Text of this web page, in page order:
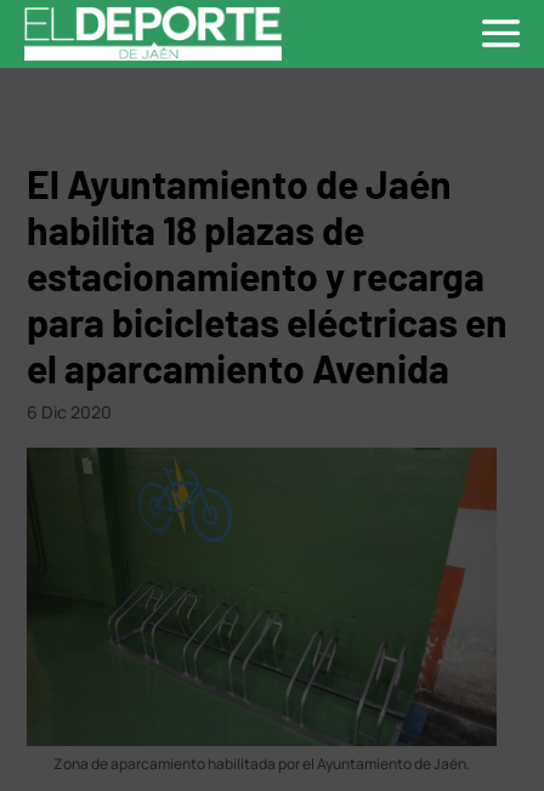
El Ayuntamiento de Jaén
habilita 18 plazas de
estacionamiento y recarga
para bicicletas eléctricas en
el aparcamiento Avenida
6 Dic 2020
Zona de aparcamiento habilitada por el Ayuntamiento de Jaén.